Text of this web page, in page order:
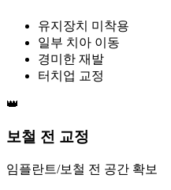
유지장치 미착용
일부 치아 이동
경미한 재발
터치업 교정
👑
보철 전 교정
임플란트/보철 전 공간 확보